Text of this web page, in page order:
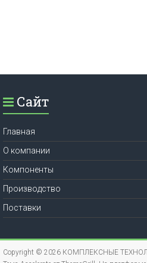
Сайт
Главная
О компании
Компоненты
Производство
Поставки
Copyright © 2026 КОМПЛЕКСНЫЕ